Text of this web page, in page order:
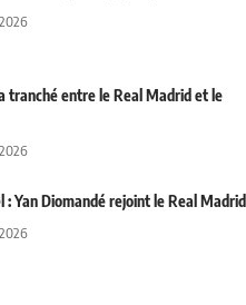
tranché entre le Real Madrid et le
: Yan Diomandé rejoint le Real Madrid